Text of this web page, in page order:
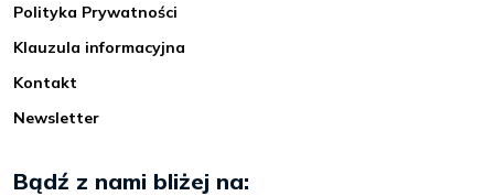
Polityka Prywatności
Klauzula informacyjna
Kontakt
Newsletter
Bądź z nami bliżej na: